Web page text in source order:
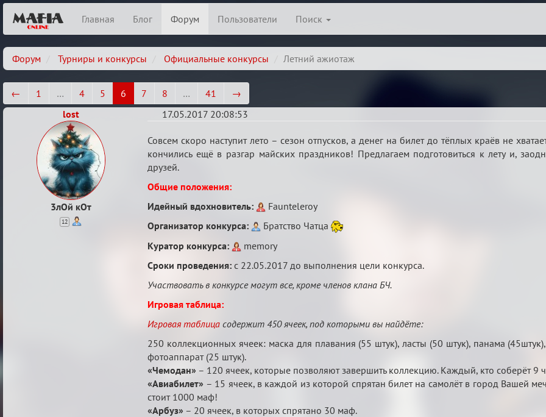
Главная Блог Форум Пользователи Поиск
Форум Турниры и конкурсы Официальные конкурсы Летний ажиотаж
← 1 … 4 5 6 7 8 … 41
→
lost
3лОй кОт
12
17.05.2017 20:08:53
Летний
ажиотаж
Совсем скоро наступит лето – сезон отпусков, а денег на билет до тёплых краёв не
кончились ещё в разгар майских праздников! Предлагаем подготовиться к лету и,
друзей.
Общие положения:
Идейный вдохновитель:
Faunteleroy
Организатор конкурса:
Братство Чатца
Куратор конкурса:
memory
Сроки проведения: с 22.05.2017 до выполнения цели конкурса.
Участвовать в конкурсе могут все, кроме членов клана БЧ.
Игровая таблица:
Игровая таблица содержит 450 ячеек, под которыми вы найдёте:
250 коллекционных ячеек: маска для плавания (55 штук), ласты (50 штук), панама
фотоаппарат (25 штук).
«Чемодан» – 120 ячеек, которые позволяют завершить коллекцию. Каждый, кто соберёт 9
«Авиабилет» – 15 ячеек, в каждой из которой спрятан билет на самолёт в город Вашей
стоит 1000 маф!
«Арбуз» – 20 ячеек, в которых спрятано 30 маф.